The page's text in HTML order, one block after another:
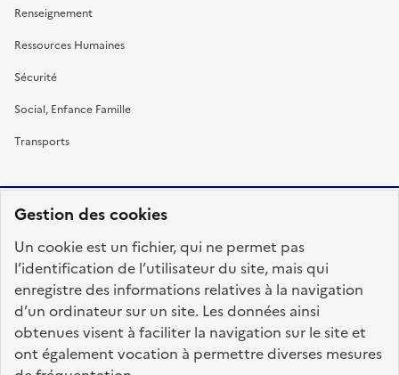
Gestion des cookies
Un cookie est un fichier, qui ne permet pas
l’identification de l’utilisateur du site, mais qui
enregistre des informations relatives à la navigation
d’un ordinateur sur un site. Les données ainsi
obtenues visent à faciliter la navigation sur le site et
ont également vocation à permettre diverses mesures
Renseignement
Ressources Humaines
Sécurité
Social, Enfance Famille
Transports
FRANÇAISE
fonction-publique.gouv.fr
legifrance.gouv.fr